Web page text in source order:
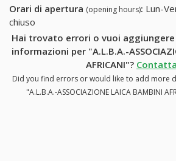
Orari di apertura (opening hours): Lun-
chiuso
Hai trovato errori o vuoi
informazioni per "A.L.B.A.-
AFRICANI"?
Did you find errors or would like to add more
"A.L.B.A.-ASSOCIAZIONE LAICA BAMBINI